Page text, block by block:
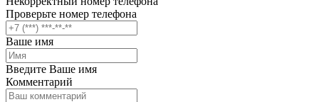
Проверьте номер телефона
Ваше имя
Введите Ваше имя
Комментарий